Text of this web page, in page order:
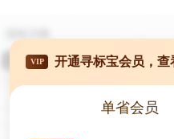
VIP 开通寻标宝会员，查
单省会员